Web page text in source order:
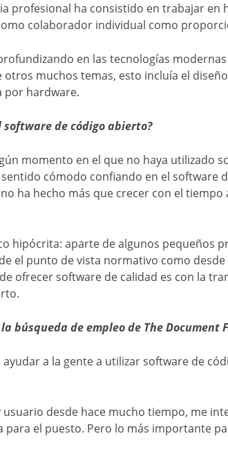
profesional ha consistido en trabajar en
colaborador individual como
en las tecnologías
muchos temas, esto incluía el
por hardware.
software de código abierto?
momento en el que no haya utilizado
cómodo confiando en el software
ha hecho más que crecer con el tiempo
hipócrita: aparte de algunos pequeños
el punto de vista normativo como desde
ofrecer software de calidad es con la
búsqueda de empleo de The Document
a la gente a utilizar software de
desde hace mucho tiempo, me
el puesto. Pero lo más importante